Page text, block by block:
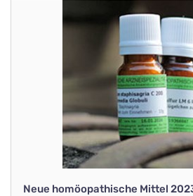
Neue homöopathische Mittel